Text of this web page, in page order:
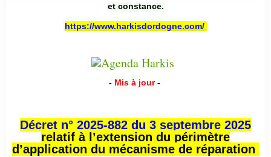
et constance.
https://www.harkisdordogne.com/
- Mis à jour -
Décret n° 2025-882 du 3 septembre 2025
relatif à l’extension du périmètre
d’application du mécanisme de réparation